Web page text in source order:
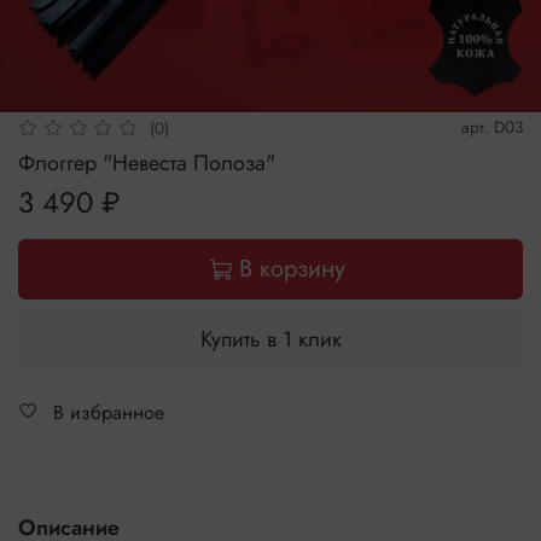
(0) арт. D03
Флоггер "Невеста Полоза"
3 490 ₽
В корзину
Купить в 1 клик
В избранное
Описание